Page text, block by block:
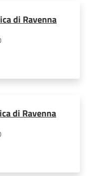
di Ravenna
di Ravenna